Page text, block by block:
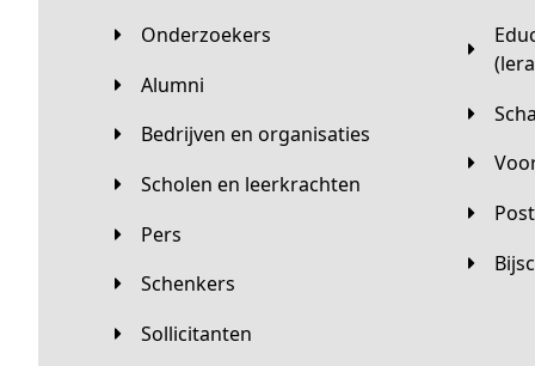
Onderzoekers
Alumni
Bedrijven en organisaties
Scholen en leerkrachten
Pers
Schenkers
Sollicitanten
Educatieve master